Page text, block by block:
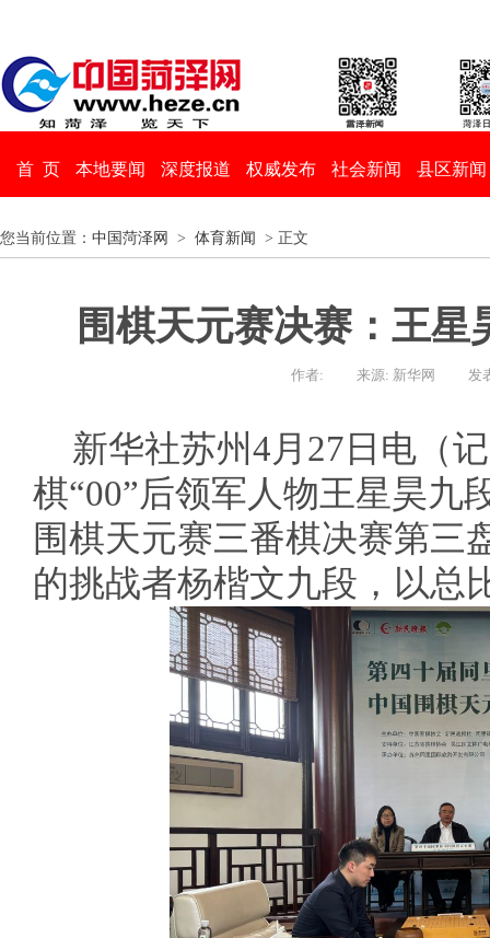
首 页 本地要闻 深度报道 权威发布 社会新闻 县区新闻
您当前位置： 中国菏泽网 > 体育新闻 > 正文
围棋天元赛决赛：王
作者: 来源: 新华网 发
新华社苏州4月27日电（
棋“00”后领军人物王星昊九
围棋天元赛三番棋决赛第三
的挑战者杨楷文九段，以总